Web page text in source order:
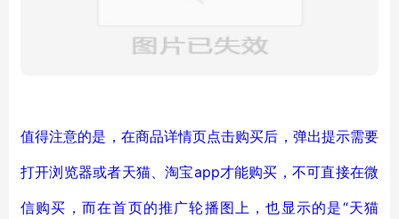
值得注意的是，在商品详情页点击购买后，弹出提示需要
打开浏览器或者天猫、淘宝app才能购买，不可直接在微
信购买，而在首页的推广轮播图上，也显示的是“天猫